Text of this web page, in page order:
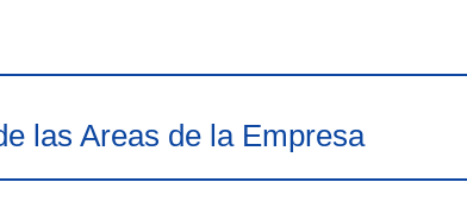
las Areas de la Empresa